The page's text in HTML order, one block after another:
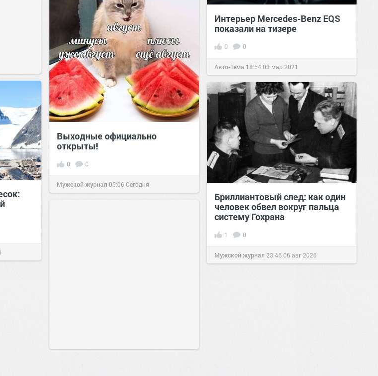
Интерьер Mercedes-Benz EQS
показали на тизере
0 0
Авто-Тема 18:5403 мар 2021
Выходные официально
открыты!
0 0
Мужской журнал 05:06Сегодня
Бриллиантовый след: как один
человек обвел вокруг пальца
систему Гохрана
1 0
Мужской журнал 23:4606 авг 2026